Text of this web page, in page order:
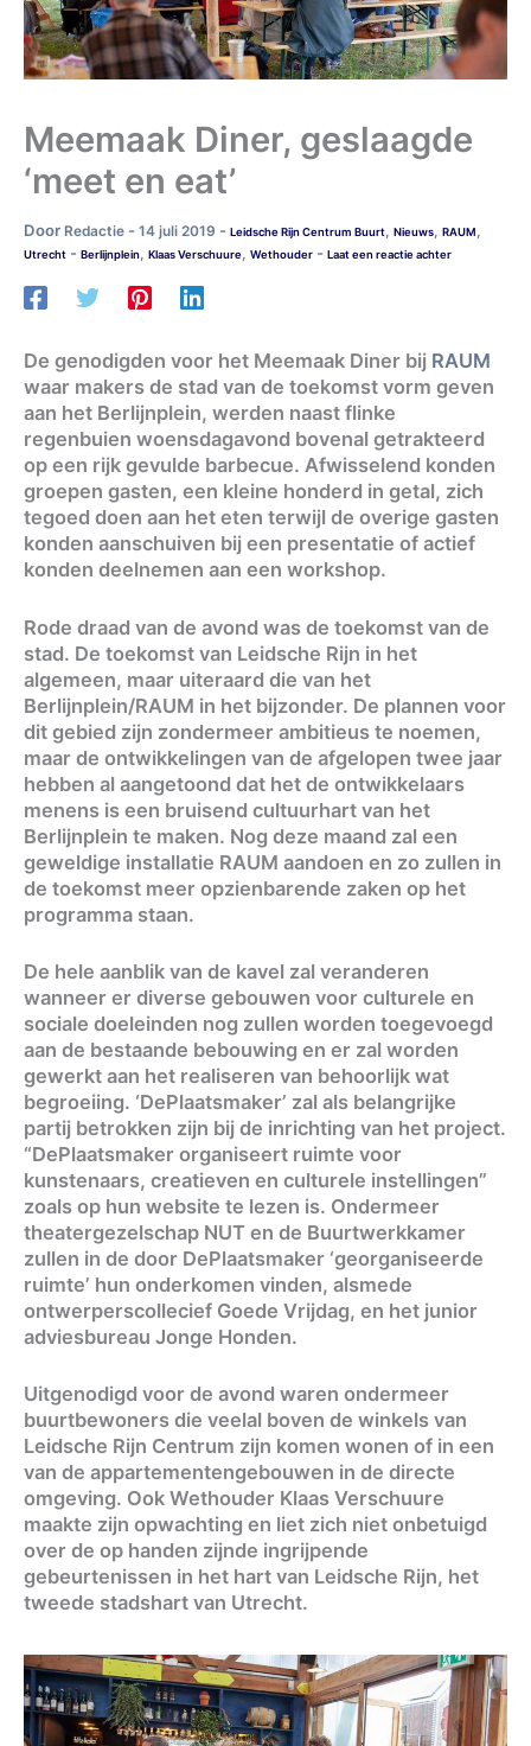
Meemaak Diner, geslaagde
‘meet en eat’
Door Redactie - 14 juli 2019 - Leidsche Rijn Centrum Buurt, Nieuws, RAUM,
Utrecht - Berlijnplein, Klaas Verschuure, Wethouder - Laat een reactie achter
De genodigden voor het Meemaak Diner bij RAUM
waar makers de stad van de toekomst vorm geven
aan het Berlijnplein, werden naast flinke
regenbuien woensdagavond bovenal getrakteerd
op een rijk gevulde barbecue. Afwisselend konden
groepen gasten, een kleine honderd in getal, zich
tegoed doen aan het eten terwijl de overige gasten
konden aanschuiven bij een presentatie of actief
konden deelnemen aan een workshop.
Rode draad van de avond was de toekomst van de
stad. De toekomst van Leidsche Rijn in het
algemeen, maar uiteraard die van het
Berlijnplein/RAUM in het bijzonder. De plannen voor
dit gebied zijn zondermeer ambitieus te noemen,
maar de ontwikkelingen van de afgelopen twee jaar
hebben al aangetoond dat het de ontwikkelaars
menens is een bruisend cultuurhart van het
Berlijnplein te maken. Nog deze maand zal een
geweldige installatie RAUM aandoen en zo zullen in
de toekomst meer opzienbarende zaken op het
programma staan.
De hele aanblik van de kavel zal veranderen
wanneer er diverse gebouwen voor culturele en
sociale doeleinden nog zullen worden toegevoegd
aan de bestaande bebouwing en er zal worden
gewerkt aan het realiseren van behoorlijk wat
begroeiing. ‘DePlaatsmaker’ zal als belangrijke
partij betrokken zijn bij de inrichting van het project.
“DePlaatsmaker organiseert ruimte voor
kunstenaars, creatieven en culturele instellingen”
zoals op hun website te lezen is. Ondermeer
theatergezelschap NUT en de Buurtwerkkamer
zullen in de door DePlaatsmaker ‘georganiseerde
ruimte’ hun onderkomen vinden, alsmede
ontwerperscollecief Goede Vrijdag, en het junior
adviesbureau Jonge Honden.
Uitgenodigd voor de avond waren ondermeer
buurtbewoners die veelal boven de winkels van
Leidsche Rijn Centrum zijn komen wonen of in een
van de appartementengebouwen in de directe
omgeving. Ook Wethouder Klaas Verschuure
maakte zijn opwachting en liet zich niet onbetuigd
over de op handen zijnde ingrijpende
gebeurtenissen in het hart van Leidsche Rijn, het
tweede stadshart van Utrecht.